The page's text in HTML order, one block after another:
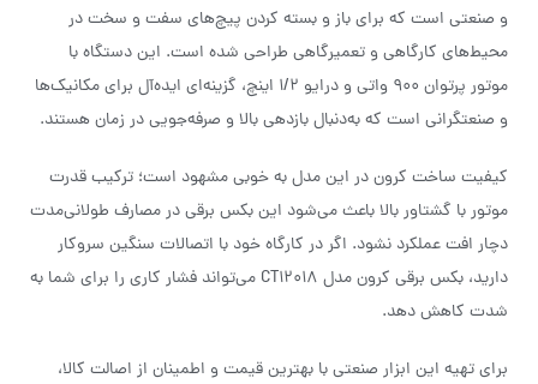
و صنعتی است که برای باز و بسته کردن پیچ‌های سفت و سخت در
محیط‌های کارگاهی و تعمیرگاهی طراحی شده است. این دستگاه با
موتور پرتوان ۹۰۰ واتی و درایو ۱/۲ اینچ، گزینه‌ای ایده‌آل برای مکانیک‌ها
و صنعتگرانی است که به‌دنبال بازدهی بالا و صرفه‌جویی در زمان هستند.
کیفیت ساخت کرون در این مدل به خوبی مشهود است؛ ترکیب قدرت
موتور با گشتاور بالا باعث می‌شود این بکس برقی در مصارف طولانی‌مدت
دچار افت عملکرد نشود. اگر در کارگاه خود با اتصالات سنگین سروکار
دارید، بکس برقی کرون مدل CT12018 می‌تواند فشار کاری را برای شما به
شدت کاهش دهد.
برای تهیه این ابزار صنعتی با بهترین قیمت و اطمینان از اصالت کالا،